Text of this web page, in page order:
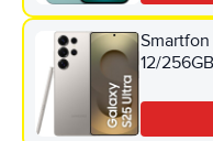
Smartfon
12/